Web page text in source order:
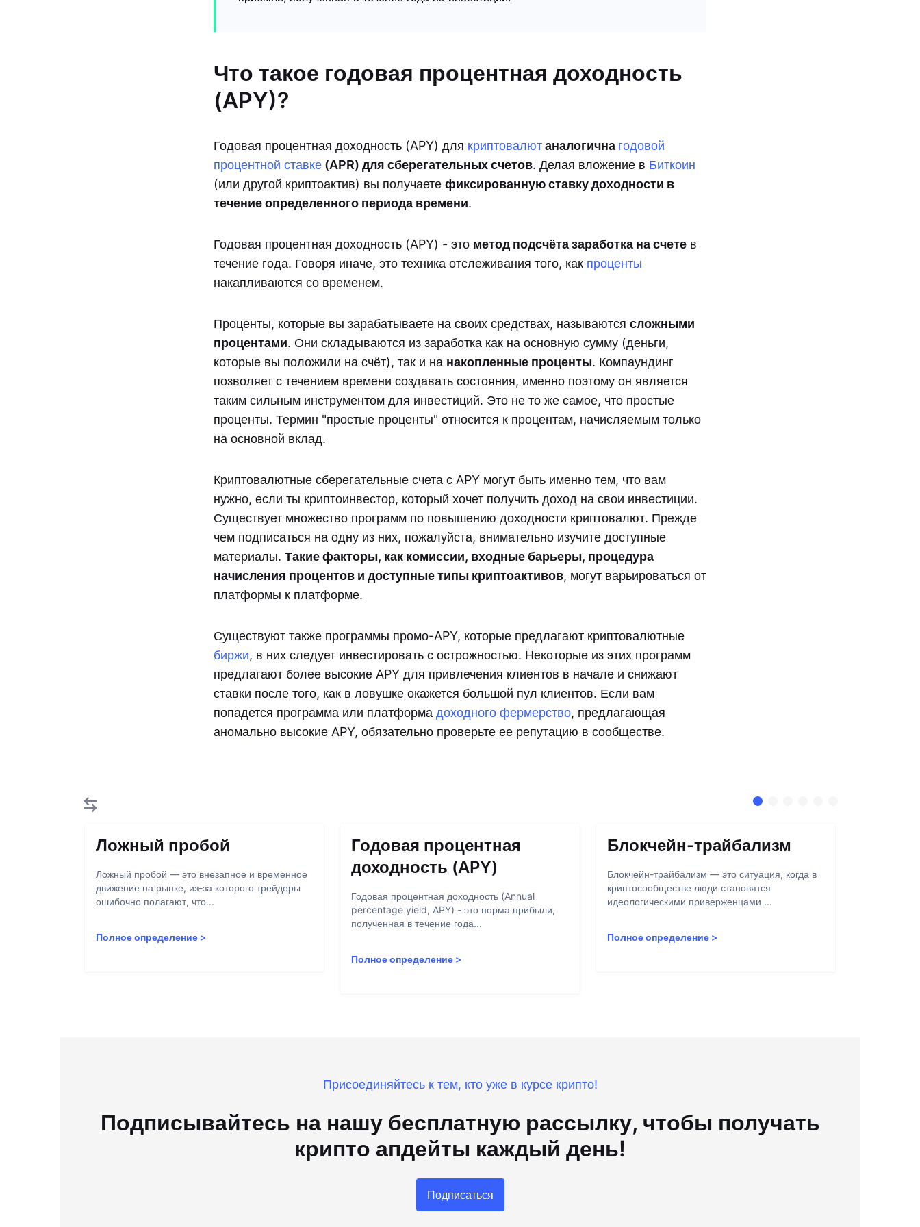
Что такое годовая процентная доходность
(APY)?
Годовая процентная доходность (APY) для криптовалютаналогична годовой
процентной ставке (APR) для сберегательных счетов. Делая вложение в Биткоин
(или другой криптоактив) вы получаете фиксированную ставку доходности в
течение определенного периода времени.
Годовая процентная доходность (APY) - это метод подсчёта заработка на счете в
течение года. Говоря иначе, это техника отслеживания того, как проценты
накапливаются со временем.
Проценты, которые вы зарабатываете на своих средствах, называются сложными
процентами. Они складываются из заработка как на основную сумму (деньги,
которые вы положили на счёт), так и на накопленные проценты. Компаундинг
позволяет с течением времени создавать состояния, именно поэтому он является
таким сильным инструментом для инвестиций. Это не то же самое, что простые
проценты. Термин "простые проценты" относится к процентам, начисляемым только
на основной вклад.
Криптовалютные сберегательные счета с APY могут быть именно тем, что вам
нужно, если ты криптоинвестор, который хочет получить доход на свои инвестиции.
Существует множество программ по повышению доходности криптовалют. Прежде
чем подписаться на одну из них, пожалуйста, внимательно изучите доступные
материалы. Такие факторы, как комиссии, входные барьеры, процедура
начисления процентов и доступные типы криптоактивов, могут варьироваться от
платформы к платформе.
Существуют также программы промо-APY, которые предлагают криптовалютные
биржи, в них следует инвестировать с острожностью. Некоторые из этих программ
предлагают более высокие APY для привлечения клиентов в начале и снижают
ставки после того, как в ловушке окажется большой пул клиентов. Если вам
попадется программа или платформа доходного фермерство, предлагающая
аномально высокие APY, обязательно проверьте ее репутацию в сообществе.
Ложный пробой
Ложный пробой — это внезапное и временное
движение на рынке, из-за которого трейдеры
ошибочно полагают, что...
Полное определение >
Годовая процентная
доходность (APY)
Годовая процентная доходность (Annual
percentage yield, APY) - это норма прибыли,
полученная в течение года...
Полное определение >
Блокчейн-трайбализм
Блокчейн-трайбализм — это ситуация, когда в
криптосообществе люди становятся
идеологическими приверженцами ...
Полное определение>
Присоединяйтесь к тем, кто уже в курсе крипто!
Подписывайтесь на нашу бесплатную рассылку, чтобы получать
крипто апдейты каждый день!
Подписаться